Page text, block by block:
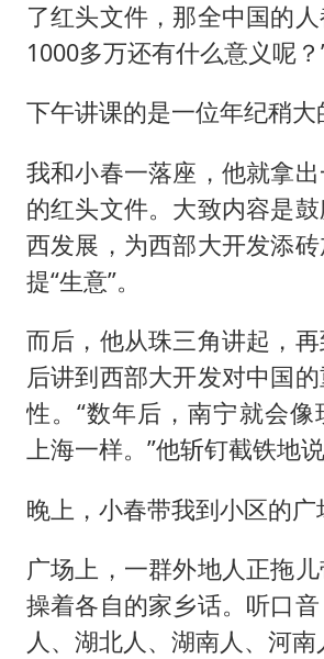
了红头文件，那全中国的
1000多万还有什么意义呢？
下午讲课的是一位年纪稍大
我和小春一落座，他就拿
的红头文件。大致内容是
西发展，为西部大开发添
提“生意”。
而后，他从珠三角讲起，
后讲到西部大开发对中国
性。“数年后，南宁就会像
上海一样。”他斩钉截铁地说
晚上，小春带我到小区的广
广场上，一群外地人正拖儿
操着各自的家乡话。听口
人、湖北人、湖南人、河南